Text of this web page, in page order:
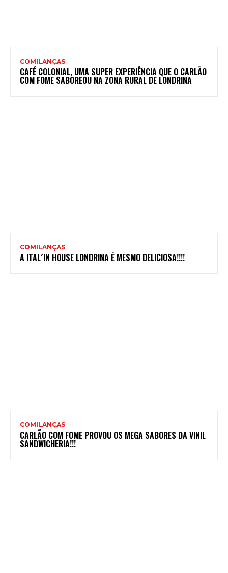
COMILANÇAS
CAFÉ COLONIAL, UMA SUPER EXPERIÊNCIA QUE O CARLÃO
COM FOME SABOREOU NA ZONA RURAL DE LONDRINA
COMILANÇAS
A ITAL´IN HOUSE LONDRINA É MESMO DELICIOSA!!!!
COMILANÇAS
CARLÃO COM FOME PROVOU OS MEGA SABORES DA VINIL
SANDWICHERIA!!!